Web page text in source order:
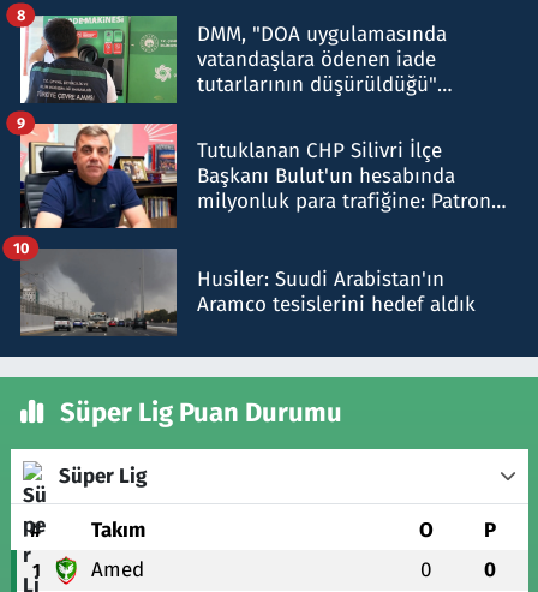
DMM, "DOA uygulamasında
vatandaşlara ödenen iade
tutarlarının düşürüldüğü"
8
Tutuklanan CHP Silivri İlçe
Başkanı Bulut'un hesabında
milyonluk para trafiğine: Patron
9
Husiler: Suudi Arabistan'ın
Aramco tesislerini hedef aldık
10
Süper Lig Puan Durumu
Süper Lig
# Takım O P
1 Amed 0 0